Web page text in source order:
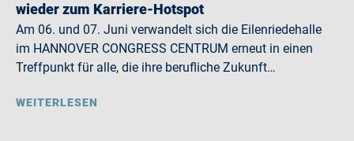
wieder zum Karriere-Hotspot
Am 06. und 07. Juni verwandelt sich die Eilenriedehalle
im HANNOVER CONGRESS CENTRUM erneut in einen
Treffpunkt für alle, die ihre berufliche Zukunft…
WEITERLESEN